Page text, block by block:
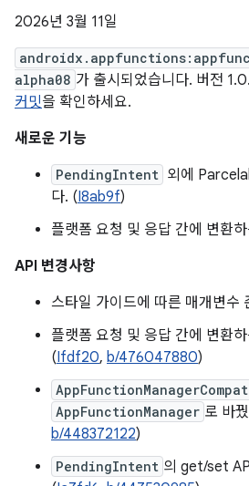
2026년 3월 11일
alpha08 가 출시되었습니다. 버전
커밋을 확인하세요.
새로운 기능
PendingIntent 외에
다. (I8ab9f)
플랫폼 요청 및 응답 간에 변환
API 변경사항
스타일 가이드에 따른 매개변수
플랫폼 요청 및 응답 간에 변환
(Ifdf20, b/476047880)
AppFunctionManagerCompat
AppFunctionManager 로 바
b/448372122)
PendingIntent 의 get/set